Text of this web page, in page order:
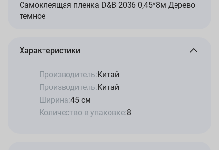
Самоклеящая пленка D&B 2036 0,45*8м Дерево
темное
Характеристики
Производитель:Китай
Производитель:Китай
Ширина:45 см
Количество в упаковке:8